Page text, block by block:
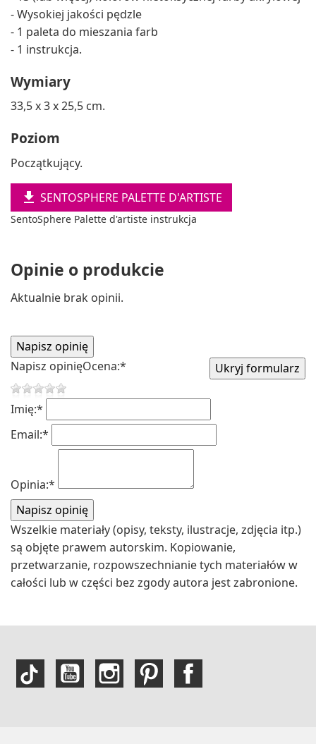
- Wysokiej jakości pędzle
- 1 paleta do mieszania farb
- 1 instrukcja.
Wymiary
33,5 x 3 x 25,5 cm.
Poziom
Początkujący.
 SENTOSPHERE PALETTE D'ARTISTE
SentoSphere Palette d'artiste instrukcja
Opinie o produkcie
Aktualnie brak opinii.
Napisz opinięOcena:*
Imię:*
Email:*
Opinia:*
Wszelkie materiały (opisy, teksty, ilustracje, zdjęcia itp.)
są objęte prawem autorskim. Kopiowanie,
przetwarzanie, rozpowszechnianie tych materiałów w
całości lub w części bez zgody autora jest zabronione.